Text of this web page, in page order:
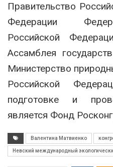
Правительство
Федерации
Российской
Ассамблея
Министерство
Российской
подготовке и
является Фонд
Валентина Матвиенко
Невский международный